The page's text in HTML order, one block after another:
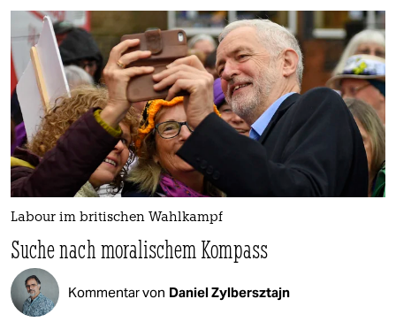
Labour im britischen Wahlkampf
Suche nach moralischem Kompass
Kommentar von Daniel Zylbersztajn